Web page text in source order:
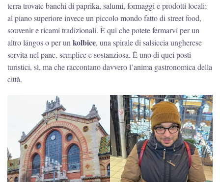
terra trovate banchi di paprika, salumi, formaggi e prodotti locali;
al piano superiore invece un piccolo mondo fatto di street food,
souvenir e ricami tradizionali. È qui che potete fermarvi per un
altro lángos o per un kolbice, una spirale di salsiccia ungherese
servita nel pane, semplice e sostanziosa. È uno di quei posti
turistici, sì, ma che raccontano davvero l’anima gastronomica della
città.